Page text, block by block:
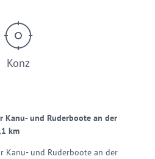
Konz
Kanu- und Ruderboote an der
km
Kanu- und Ruderboote an der